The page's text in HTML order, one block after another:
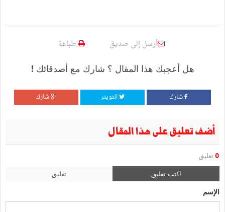
أرسل إلى صديق طباعة
هل أعجبك هذا المقال ؟ شارك مع أصدقائك !
شارك التويتر شارك
أضف تعليق على هذا المقال
0 تعليق
اكتب تعليق تعليق
الإسم